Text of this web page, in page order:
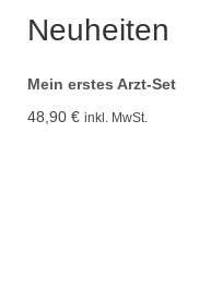
Neuheiten
Mein erstes Arzt-Set
48,90 € inkl. MwSt.